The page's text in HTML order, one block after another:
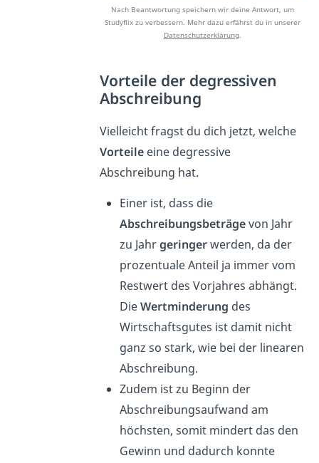
Nach Beantwortung speichern wir deine Antwort, um
Studyflix zu verbessern. Mehr dazu erfährst du in unserer
Datenschutzerklärung.
Vorteile der degressiven
Abschreibung
Vielleicht fragst du dich jetzt, welche
Vorteile eine degressive
Abschreibung hat.
Einer ist, dass die
Abschreibungsbeträgevon Jahr
zu Jahrgeringerwerden, da der
prozentuale Anteil ja immer vom
Restwert des Vorjahres abhängt.
DieWertminderung des
Wirtschaftsgutes ist damit nicht
ganz so stark, wie bei der linearen
Abschreibung.
Zudem ist zu Beginn der
Abschreibungsaufwand am
höchsten, somit mindert das den
Gewinn und dadurch konnte